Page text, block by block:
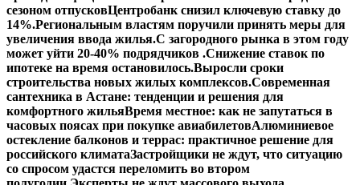
сезоном отпусковЦентробанк снизил ключевую ставку до
14%.Региональным властям поручили принять меры для
увеличения ввода жилья.С загородного рынка в этом году
может уйти 20-40% подрядчиков .Снижение ставок по
ипотеке на время остановилось.Выросли сроки
строительства новых жилых комплексов.Современная
сантехника в Астане: тенденции и решения для
комфортного жильяВремя местное: как не запутаться в
часовых поясах при покупке авиабилетовАлюминиевое
остекление балконов и террас: практичное решение для
российского климатаЗастройщики не ждут, что ситуацию
со спросом удастся переломить во втором